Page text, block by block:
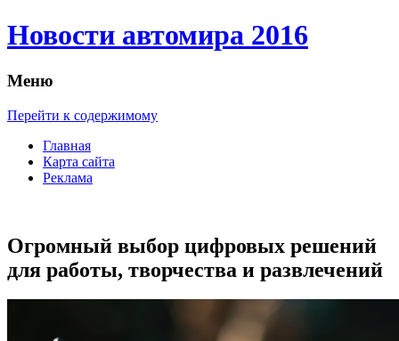
Новости автомира 2016
Меню
Перейти к содержимому
Главная
Карта сайта
Реклама
Огромный выбор цифровых решений
для работы, творчества и развлечений